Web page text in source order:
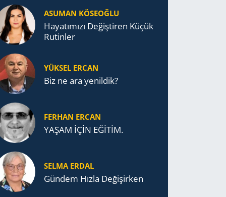
ASUMAN KÖSEOĞLU
Ha­ya­tı­mı­zı De­ğiş­ti­ren Küçük
Ru­tin­ler
YÜKSEL ERCAN
Biz ne ara yenildik?
FERHAN ERCAN
YAŞAM İÇİN EĞİTİM.
SELMA ERDAL
Gündem Hızla Değişirken